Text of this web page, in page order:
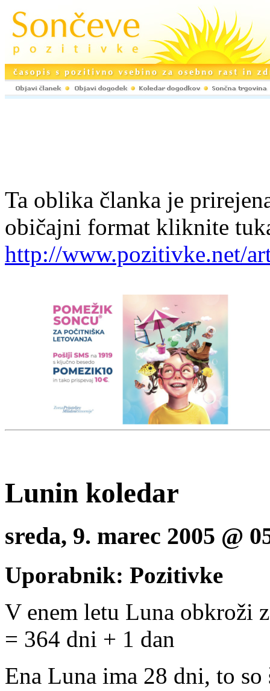
Ta oblika članka je
običajni format kliknite
http://www.pozitivke.net/
Lunin koledar
sreda, 9. marec 2005 @
Uporabnik: Pozitivke
V enem letu Luna obkroži
= 364 dni + 1 dan
Ena Luna ima 28 dni, to